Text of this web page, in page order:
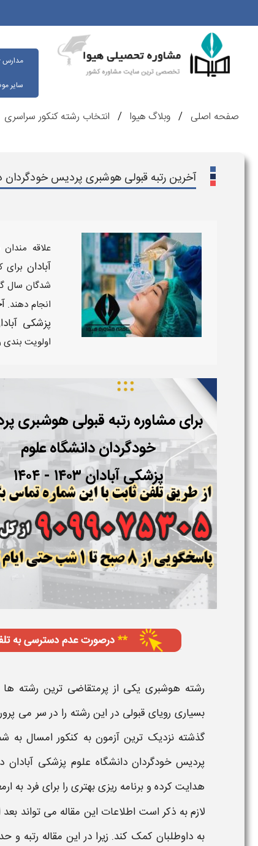
مدارس
سایر
صفحه اصلی وبلاگ هیوا انتخاب رشته کنکور سراسری
آخرین رتبه قبولی هوشبری پردیس خودگردان
علاقه
آبادان
شدگان سال
انجام دهند.
پزشکی
اولویت
برای مشاوره رتبه قبولی هوشبری
خودگرداندانشگاه علوم
پزشکیآبادان۱۴۰۳ - ۱۴۰۴
رشته هوشبری یکی از پرمتقاضی ترین رشته
بسیاری رویای قبولی در این رشته را در سر می
گذشته نزدیک ترین آزمون به کنکور امسال به
پردیس خودگردان دانشگاه علوم پزشکی آبادان
هدایت کرده و برنامه ریزی بهتری را برای فرد به
لازم به ذکر است اطلاعات این مقاله می تواند
به داوطلبان کمک کند. زیرا در این مقاله رتبه و